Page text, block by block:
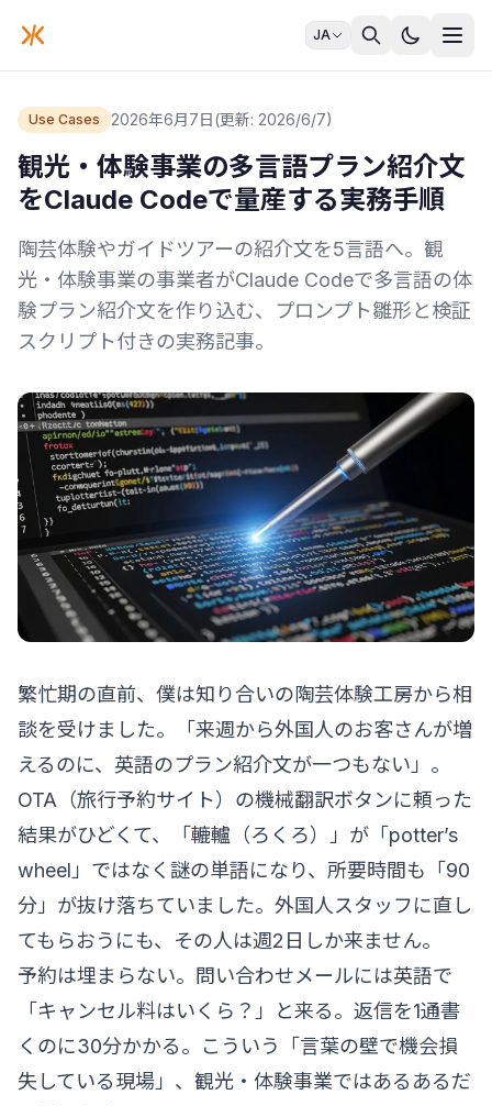
JA
Use Cases 2026年6月7日(更新: 2026/6/7)
観光・体験事業の多言語プラン紹介文
をClaude Codeで量産する実務手順
陶芸体験やガイドツアーの紹介文を5言語へ。観
光・体験事業の事業者がClaude Codeで多言語の体
験プラン紹介文を作り込む、プロンプト雛形と検証
スクリプト付きの実務記事。
繁忙期の直前、僕は知り合いの陶芸体験工房から相
談を受けました。「来週から外国人のお客さんが増
えるのに、英語のプラン紹介文が一つもない」。
OTA（旅行予約サイト）の機械翻訳ボタンに頼った
結果がひどくて、「轆轤（ろくろ）」が「potter’s
wheel」ではなく謎の単語になり、所要時間も「90
分」が抜け落ちていました。外国人スタッフに直し
てもらおうにも、その人は週2日しか来ません。
予約は埋まらない。問い合わせメールには英語で
「キャンセル料はいくら？」と来る。返信を1通書
くのに30分かかる。こういう「言葉の壁で機会損
失している現場」、観光・体験事業ではあるあるだ